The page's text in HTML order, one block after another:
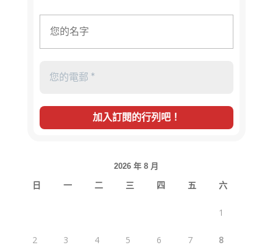
2026 年 8 月
日 一 二 三 四 五 六
1
2 3 4 5 6 7 8